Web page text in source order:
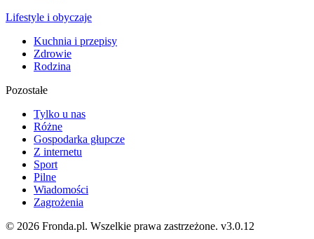
Lifestyle i obyczaje
Kuchnia i przepisy
Zdrowie
Rodzina
Pozostałe
Tylko u nas
Różne
Gospodarka głupcze
Z internetu
Sport
Pilne
Wiadomości
Zagrożenia
© 2026 Fronda.pl. Wszelkie prawa zastrzeżone. v3.0.12